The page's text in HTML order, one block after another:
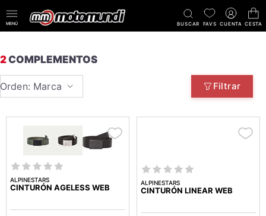
MENÚ BUSCAR FAVS CUENTA CESTA
2COMPLEMENTOS
Orden: Marca Filtrar
ALPINESTARS
CINTURÓN AGELESS WEB ALPINESTARS
CINTURÓN LINEAR WEB